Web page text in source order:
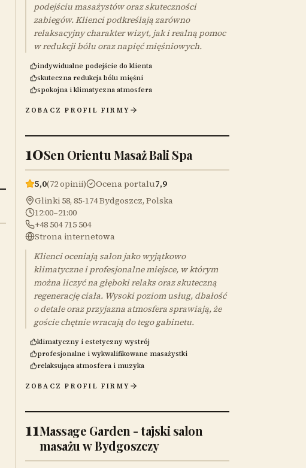
podejściu masażystów oraz skuteczności
zabiegów. Klienci podkreślają zarówno
relaksacyjny charakter wizyt, jak i realną pomoc
w redukcji bólu oraz napięć mięśniowych.
indywidualne podejście do klienta
skuteczna redukcja bólu mięśni
spokojna i klimatyczna atmosfera
ZOBACZ PROFIL FIRMY
10Sen Orientu Masaż Bali Spa
5,0(72 opinii) Ocena portalu7,9
Glinki 58, 85-174 Bydgoszcz, Polska
12:00–21:00
+48 504 715 504
Strona internetowa
Klienci oceniają salon jako wyjątkowo
klimatyczne i profesjonalne miejsce, w którym
można liczyć na głęboki relaks oraz skuteczną
regenerację ciała. Wysoki poziom usług, dbałość
o detale oraz przyjazna atmosfera sprawiają, że
goście chętnie wracają do tego gabinetu.
klimatyczny i estetyczny wystrój
profesjonalne i wykwalifikowane masażystki
relaksująca atmosfera i muzyka
ZOBACZ PROFIL FIRMY
11Massage Garden - tajski salon
masażu w Bydgoszczy